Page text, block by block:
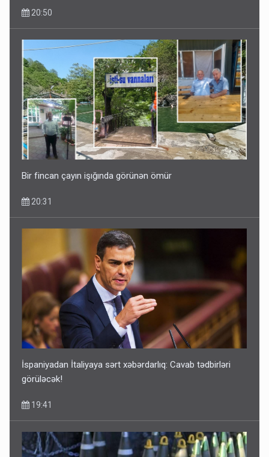
20:50
Bir fincan çayın işığında görünən ömür
20:31
İspaniyadan İtaliyaya sərt xəbərdarlıq: Cavab tədbirləri
görüləcək!
19:41